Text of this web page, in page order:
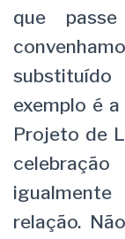
que
exemplo é
Projeto de
relação.